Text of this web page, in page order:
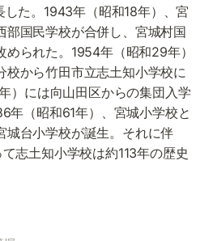
た。1943年（昭和18年）、宮
部国民学校が合併し、宮城村国
られた。1954年（昭和29年）
校から竹田市立志土知小学校に
）には向山田区からの集団入学
年（昭和61年）、宮城小学校と
城台小学校が誕生。それに伴
志土知小学校は約113年の歴史